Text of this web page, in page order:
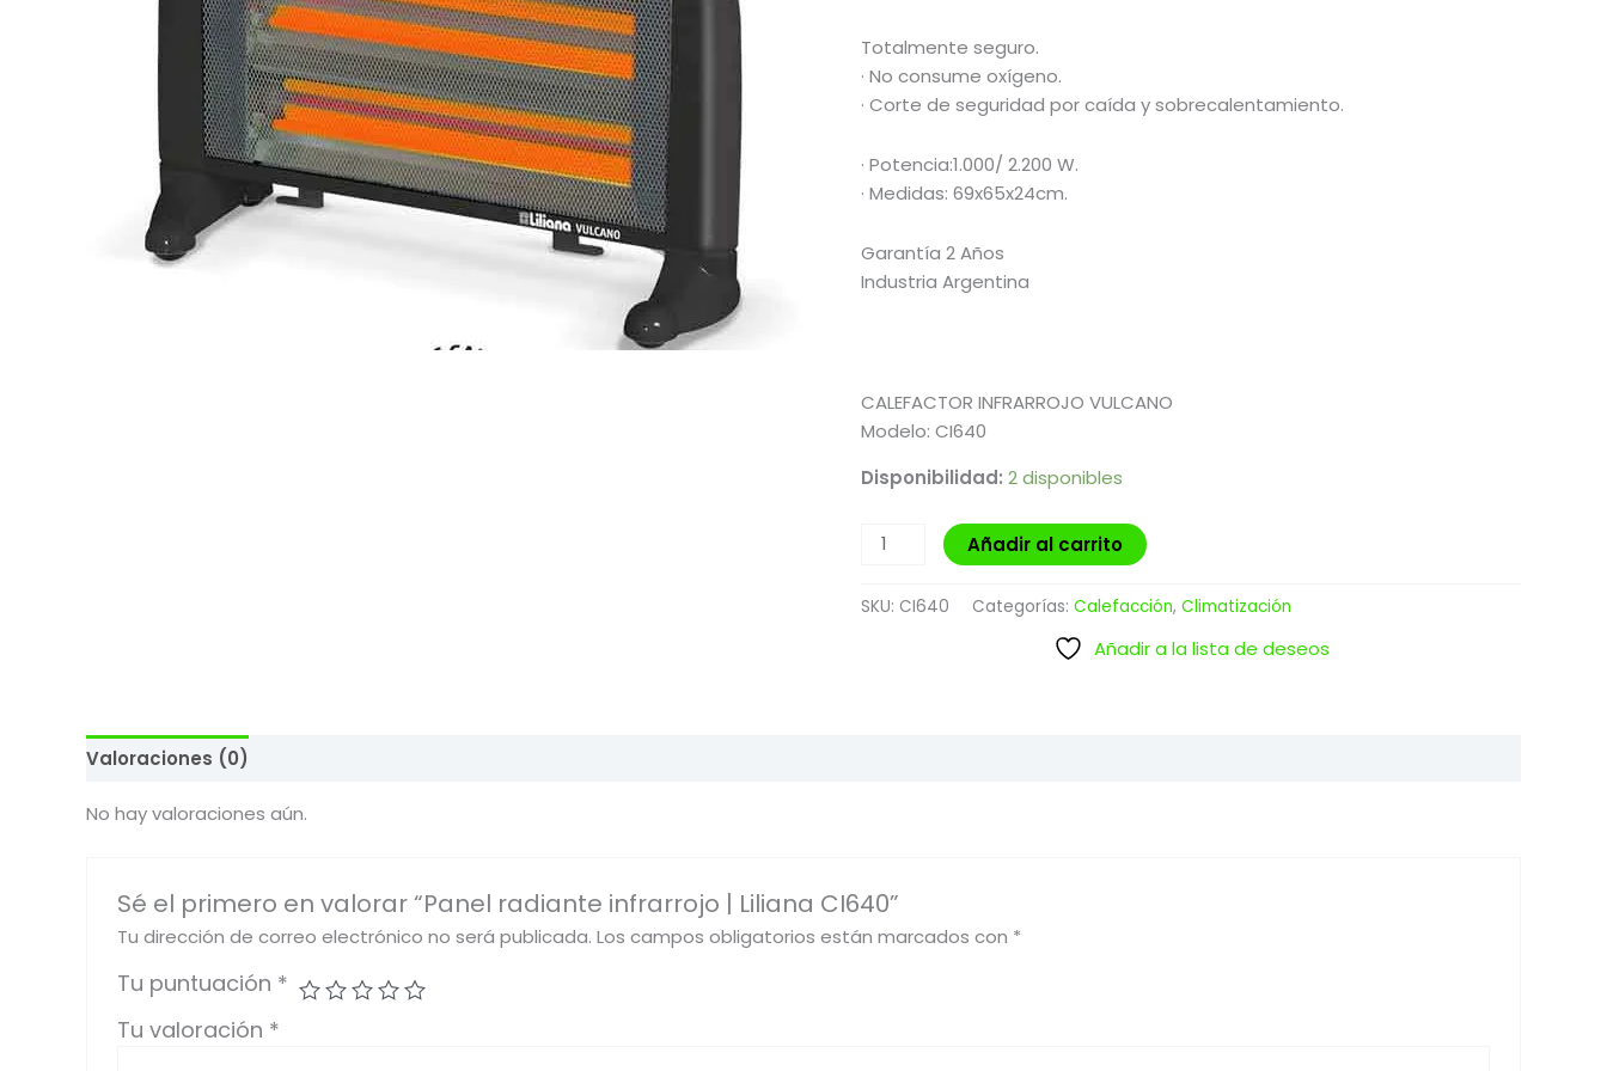
Totalmente seguro.
· No consume oxígeno.
· Corte de seguridad por caída y sobrecalentamiento.
· Potencia:1.000/ 2.200 W.
· Medidas: 69x65x24cm.
Garantía 2 Años
Industria Argentina
CALEFACTOR INFRARROJO VULCANO
Modelo: CI640
Disponibilidad: 2 disponibles
Añadir al carrito
SKU: CI640 Categorías: Calefacción, Climatización
Añadir a la lista de deseos
Valoraciones (0)
No hay valoraciones aún.
Sé el primero en valorar “Panel radiante infrarrojo | Liliana CI640”
Tu dirección de correo electrónico no será publicada. Los campos obligatorios están marcados con *
Tu puntuación *
Tu valoración *